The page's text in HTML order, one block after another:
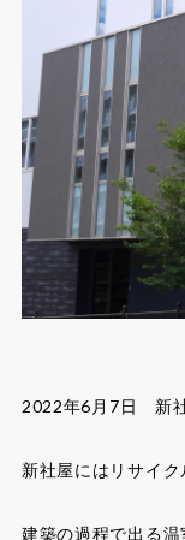
2022年6月7日 新社
新社屋にはリサイク
建築の過程で出る